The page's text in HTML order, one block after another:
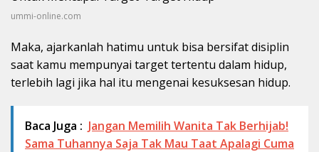
ummi-online.com
Maka, ajarkanlah hatimu untuk bisa bersifat disiplin
saat kamu mempunyai target tertentu dalam hidup,
terlebih lagi jika hal itu mengenai kesuksesan hidup.
Baca Juga : Jangan Memilih Wanita Tak Berhijab!
Sama Tuhannya Saja Tak Mau Taat Apalagi Cuma